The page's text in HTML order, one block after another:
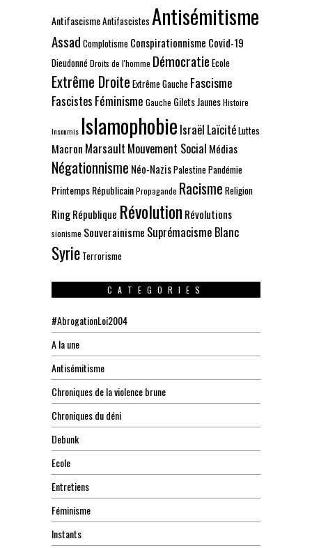
AntifascismeAntifascistes Antisémitisme
Assad Complotisme Conspirationnisme Covid-19
DieudonnéDroits de l'homme Démocratie Ecole
Extrême Droite Extrême Gauche Fascisme
Fascistes Féminisme Gauche Gilets JaunesHistoire
Insoumis Islamophobie Israël LaïcitéLuttes
Macron Marsault Mouvement Social Médias
Négationnisme Néo-NazisPalestinePandémie
Printemps RépublicainPropagande Racisme Religion
RingRépublique Révolution Révolutions
sionisme Souverainisme Suprémacisme Blanc
Syrie Terrorisme
CATEGORIES
#AbrogationLoi2004
A la une
Antisémitisme
Chroniques de la violence brune
Chroniques du déni
Debunk
Ecole
Entretiens
Féminisme
Instants